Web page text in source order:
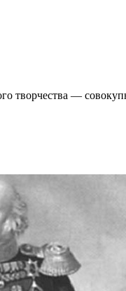
творчества ―